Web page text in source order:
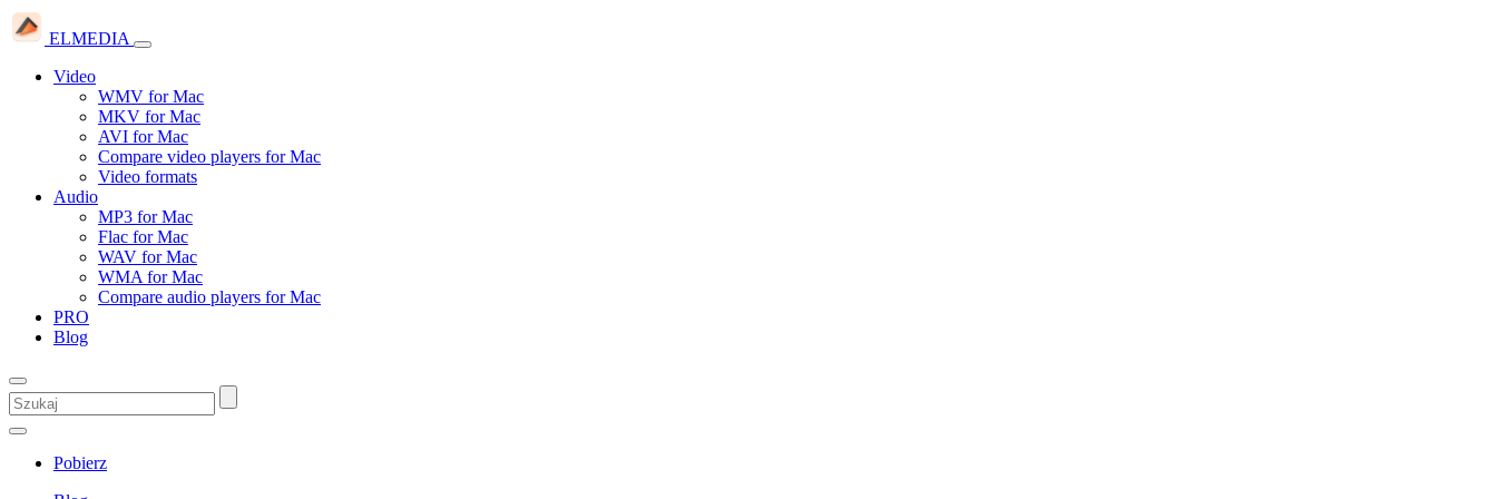
ELMEDIA
Video
WMV for Mac
MKV for Mac
AVI for Mac
Compare video players for Mac
Video formats
Audio
MP3 for Mac
Flac for Mac
WAV for Mac
WMA for Mac
Compare audio players for Mac
PRO
Blog
Pobierz